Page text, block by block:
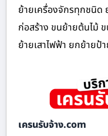
ย้ายเครื่องจักรทุกชนิด
ก่อสร้าง ขนย้ายต้นไม้
ย้ายเสาไฟฟ้า ยกย้ายป้
เครนรับจ้าง.com